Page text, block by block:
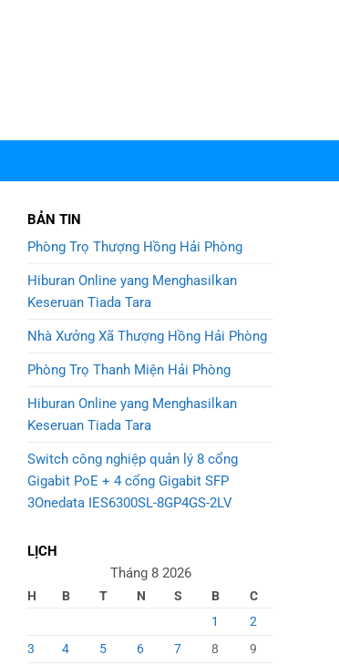
BẢN TIN
Phòng Trọ Thượng Hồng Hải Phòng
Hiburan Online yang Menghasilkan
Keseruan Tiada Tara
Nhà Xưởng Xã Thượng Hồng Hải Phòng
Phòng Trọ Thanh Miện Hải Phòng
Hiburan Online yang Menghasilkan
Keseruan Tiada Tara
Switch công nghiệp quản lý 8 cổng
Gigabit PoE + 4 cổng Gigabit SFP
3Onedata IES6300SL-8GP4GS-2LV
LỊCH
Tháng 8 2026
H B T N S B
C
1
2
3
4 5 6 7 8
9